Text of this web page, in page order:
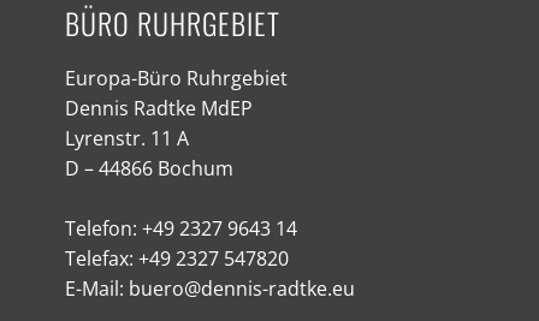
BÜRO RUHRGEBIET
Europa-Büro Ruhrgebiet
Dennis Radtke MdEP
Lyrenstr. 11 A
D – 44866 Bochum
Telefon: +49 2327 9643 14
Telefax: +49 2327 547820
E-Mail: buero@dennis-radtke.eu